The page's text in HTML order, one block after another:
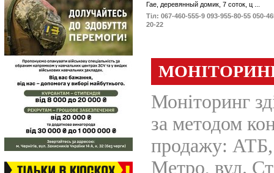
Гае, деревянный домик, 7 соток, ц ...
Тіл: 067-460-555-9 093-955-80-55 050-
20-22